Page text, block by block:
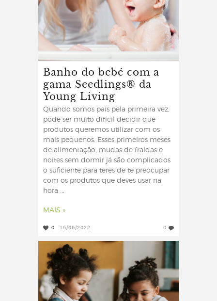
Banho do bebé com a
gama Seedlings® da
Young Living
Quando somos pais pela primeira vez,
pode ser muito difícil decidir que
produtos queremos utilizar com os
mais pequenos. Esses primeiros meses
de alimentação, mudas de fraldas e
noites sem dormir já são complicados
o suficiente para teres de te preocupar
com os produtos que deves usar na
hora ...
MAIS »
0 15/06/2022 0